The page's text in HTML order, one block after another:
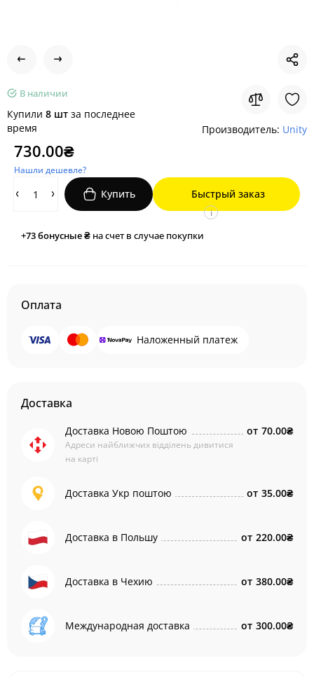
В наличии
Купили 8 шт за последнее
время
Производитель: Unity
730.00₴
Нашли дешевле?
Купить Быстрый заказ
+73бонусные ₴ на счет в случае покупки
i
Оплата
Наложенный платеж
Доставка
Доставка Новою Поштою
Адреси найближчих відділень дивитися
на карті
от 70.00₴
Доставка Укр поштою от 35.00₴
Доставка в Польшу от 220.00₴
Доставка в Чехию от 380.00₴
Международная доставка от 300.00₴